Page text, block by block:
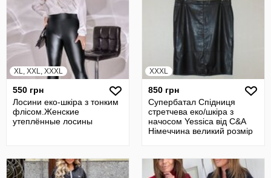
XL, XXL, XXXL
550 грн
Лосини еко-шкіра з тонким
флісом.Женские
утеплённые лосины
XXXL
850 грн
Супербатал Спідниця
стретчева еко/шкіра з
начосом Yessica від C&A
Німеччина великий розмір